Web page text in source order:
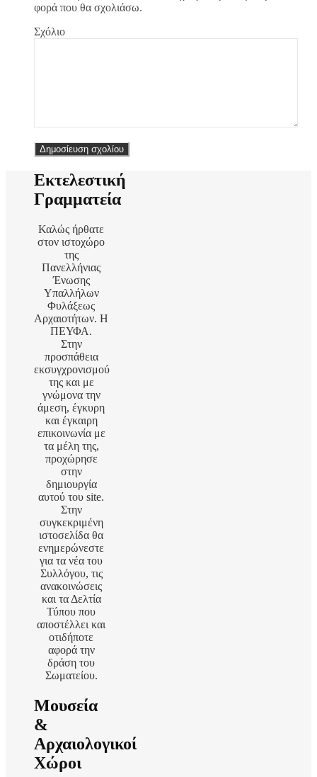
φορά που θα σχολιάσω.
Σχόλιο
Εκτελεστική
Γραμματεία
Καλώς ήρθατε
στον ιστοχώρο
της
Πανελλήνιας
Ένωσης
Υπαλλήλων
Φυλάξεως
Αρχαιοτήτων. Η
ΠΕΥΦΑ.
Στην
προσπάθεια
εκσυγχρονισμού
της και με
γνώμονα την
άμεση, έγκυρη
και έγκαιρη
επικοινωνία με
τα μέλη της,
προχώρησε
στην
δημιουργία
αυτού του site.
Στην
συγκεκριμένη
ιστοσελίδα θα
ενημερώνεστε
για τα νέα του
Συλλόγου, τις
ανακοινώσεις
και τα Δελτία
Τύπου που
αποστέλλει και
οτιδήποτε
αφορά την
δράση του
Σωματείου.
Μουσεία
&
Αρχαιολογικοί
Χώροι